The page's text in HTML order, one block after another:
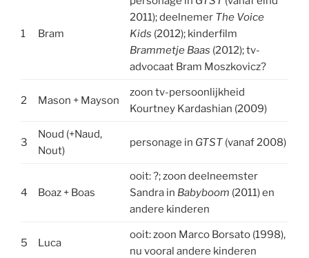
1 Bram
2011); deelnemer The Voice
Kids (2012); kinderfilm
Brammetje Baas (2012); tv-
advocaat Bram Moszkovicz?
2 Mason + Mayson
zoon tv-persoonlijkheid
Kourtney Kardashian (2009)
3
Noud (+Naud,
Nout)
personage in GTST (vanaf 2008)
4 Boaz + Boas
ooit: ?; zoon deelneemster
Sandra in Babyboom (2011) en
andere kinderen
5 Luca
ooit: zoon Marco Borsato (1998),
nu vooral andere kinderen